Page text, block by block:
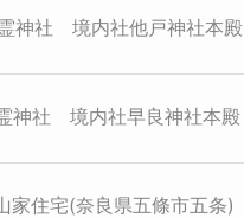
神社 境内社他戸神社本殿
神社 境内社早良神社本殿
家住宅(奈良県五條市五条)